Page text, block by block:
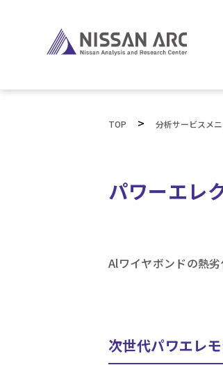
TOP > 分析サービスメ
パワーエレ
Alワイヤボンドの熱劣
次世代パワエレ